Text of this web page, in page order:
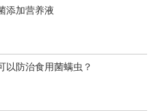
添加营养液
以防治食用菌螨虫？